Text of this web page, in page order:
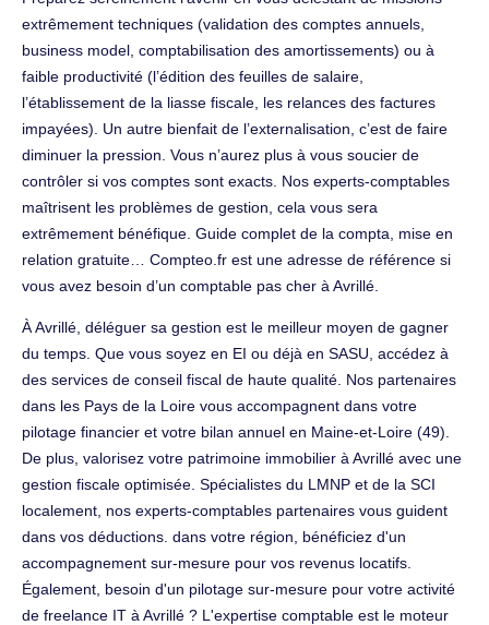
extrêmement techniques (validation des comptes annuels,
business model, comptabilisation des amortissements) ou à
faible productivité (l’édition des feuilles de salaire,
l’établissement de la liasse fiscale, les relances des factures
impayées). Un autre bienfait de l’externalisation, c’est de faire
diminuer la pression. Vous n’aurez plus à vous soucier de
contrôler si vos comptes sont exacts. Nos experts-comptables
maîtrisent les problèmes de gestion, cela vous sera
extrêmement bénéfique. Guide complet de la compta, mise en
relation gratuite… Compteo.fr est une adresse de référence si
vous avez besoin d’un comptable pas cher à Avrillé.
À Avrillé, déléguer sa gestion est le meilleur moyen de gagner
du temps. Que vous soyez en EI ou déjà en SASU, accédez à
des services de conseil fiscal de haute qualité. Nos partenaires
dans les Pays de la Loire vous accompagnent dans votre
pilotage financier et votre bilan annuel en Maine-et-Loire (49).
De plus, valorisez votre patrimoine immobilier à Avrillé avec une
gestion fiscale optimisée. Spécialistes du LMNP et de la SCI
localement, nos experts-comptables partenaires vous guident
dans vos déductions. dans votre région, bénéficiez d'un
accompagnement sur-mesure pour vos revenus locatifs.
Également, besoin d'un pilotage sur-mesure pour votre activité
de freelance IT à Avrillé ? L'expertise comptable est le moteur